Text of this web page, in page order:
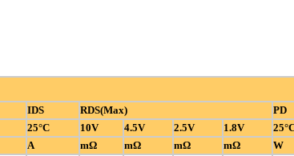
IDS RDS(Max)
PD
25°C 10V 4.5V 2.5V 1.8V
A mΩ mΩ mΩ mΩ
W